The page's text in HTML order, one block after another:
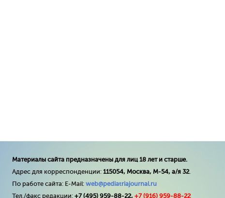
Материалы сайта предназначены для лиц 18 лет и старше.
Адрес для корреспонденции: 115054, Москва, М-54, а/я 32.
По работе сайта: E-Mail: web@pediatriajournal.ru
Тел./факс редакции: +7 (495) 959-88-22, +7 (916) 959-88-22